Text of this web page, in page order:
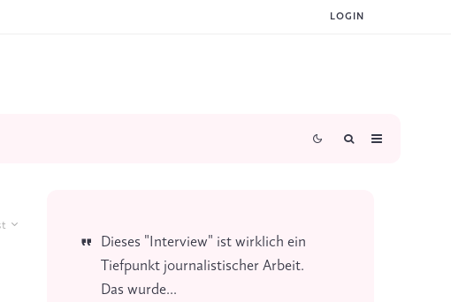
LOGIN
Dieses "Interview" ist wirklich ein
Tiefpunkt journalistischer Arbeit.
Das wurde...